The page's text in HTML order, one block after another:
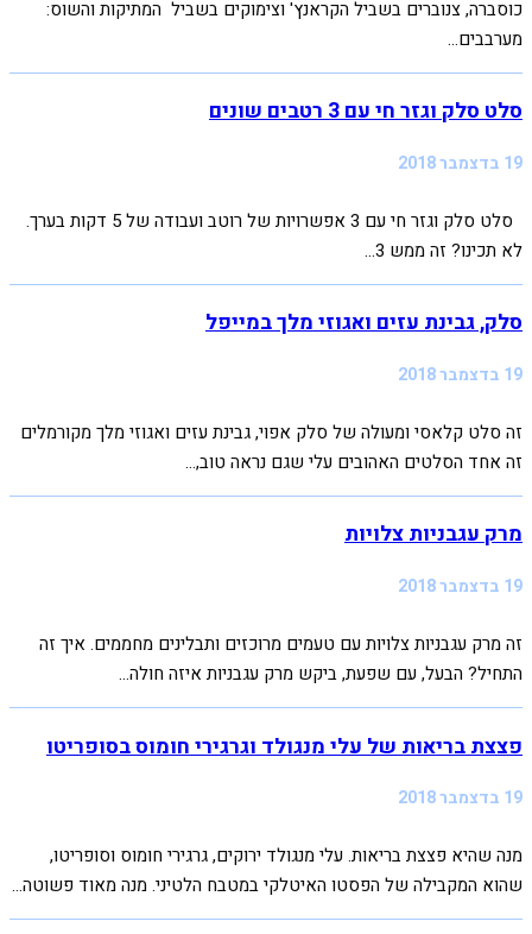
כוסברה, צנוברים בשביל הקראנץ' וצימוקים בשביל המתיקות והשוס:
מערבבים...
סלט סלק וגזר חי עם 3 רטבים שונים
19 בדצמבר 2018
סלט סלק וגזר חי עם 3 אפשרויות של רוטב ועבודה של 5 דקות בערך.
לא תכינו? זה ממש 3...
סלק, גבינת עזים ואגוזי מלך במייפל
19 בדצמבר 2018
זה סלט קלאסי ומעולה של סלק אפוי, גבינת עזים ואגוזי מלך מקורמלים
זה אחד הסלטים האהובים עלי שגם נראה טוב,...
מרק עגבניות צלויות
19 בדצמבר 2018
זה מרק עגבניות צלויות עם טעמים מרוכזים ותבלינים מחממים. איך זה
התחיל? הבעל, עם שפעת, ביקש מרק עגבניות איזה חולה...
פצצת בריאות של עלי מנגולד וגרגירי חומוס בסופריטו
19 בדצמבר 2018
מנה שהיא פצצת בריאות. עלי מנגולד ירוקים, גרגירי חומוס וסופריטו,
שהוא המקבילה של הפסטו האיטלקי במטבח הלטיני. מנה מאוד פשוטה...